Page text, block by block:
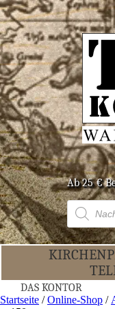
Ab 25 €
Products
search
DAS KON­TOR
Startseite /Online-Shop /